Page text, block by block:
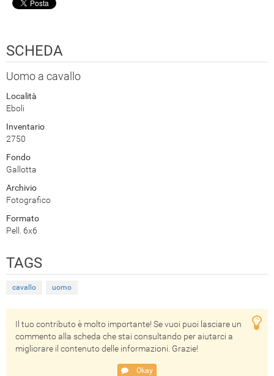
SCHEDA
Uomo a cavallo
Località
Eboli
Inventario
2750
Fondo
Gallotta
Archivio
Fotografico
Formato
Pell. 6x6
TAGS
cavallo uomo
Il tuo contributo è molto importante! Se vuoi puoi lasciare un
commento alla scheda che stai consultando per aiutarci a
migliorare il contenuto delle informazioni. Grazie!
Okay